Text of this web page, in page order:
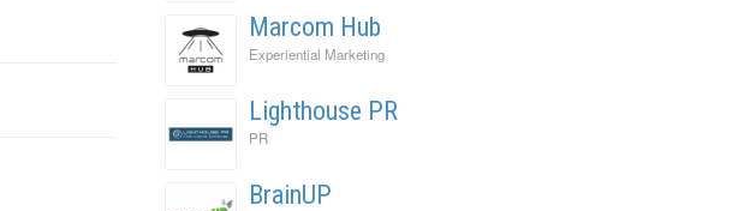
Marcom Hub
Experiential Marketing
Lighthouse PR
PR
BrainUP